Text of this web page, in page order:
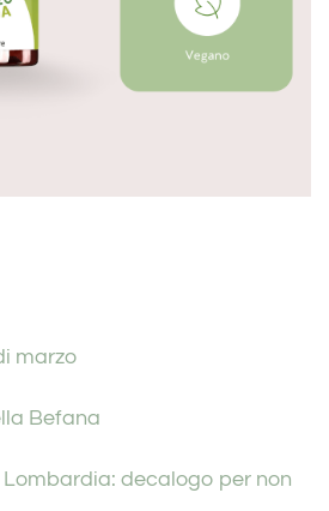
marzo
Befana
decalogo per non